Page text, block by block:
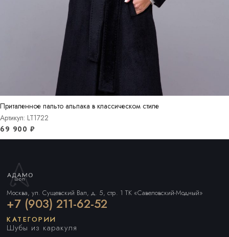
Приталенное пальто альпака в классическом стиле
Артикул: LT1722
69 900 ₽
Москва, ул. Сущевский Вал, д. 5, стр. 1 ТК «Савеловский-Модный»
+7 (903) 211-62-52
КАТЕГОРИИ
Шубы из каракуля